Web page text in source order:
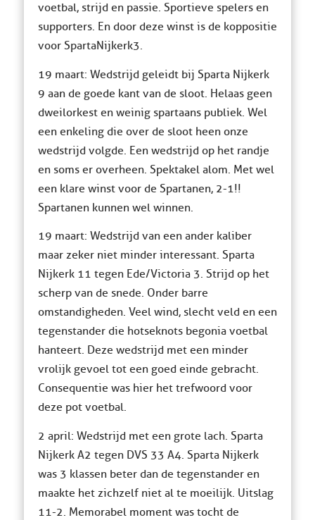
voetbal, strijd en passie. Sportieve spelers en
supporters. En door deze winst is de koppositie
voor SpartaNijkerk 3.
19 maart: Wedstrijd geleidt bij Sparta Nijkerk
9 aan de goede kant van de sloot. Helaas geen
dweilorkest en weinig spartaans publiek. Wel
een enkeling die over de sloot heen onze
wedstrijd volgde. Een wedstrijd op het randje
en soms er overheen. Spektakel alom. Met wel
een klare winst voor de Spartanen, 2-1!!
Spartanen kunnen wel winnen.
19 maart: Wedstrijd van een ander kaliber
maar zeker niet minder interessant. Sparta
Nijkerk 11 tegen Ede/Victoria 3. Strijd op het
scherp van de snede. Onder barre
omstandigheden. Veel wind, slecht veld en een
tegenstander die hotseknots begonia voetbal
hanteert. Deze wedstrijd met een minder
vrolijk gevoel tot een goed einde gebracht.
Consequentie was hier het trefwoord voor
deze pot voetbal.
2 april: Wedstrijd met een grote lach. Sparta
Nijkerk A2 tegen DVS 33 A4. Sparta Nijkerk
was 3 klassen beter dan de tegenstander en
maakte het zichzelf niet al te moeilijk. Uitslag
11-2. Memorabel moment was tocht de